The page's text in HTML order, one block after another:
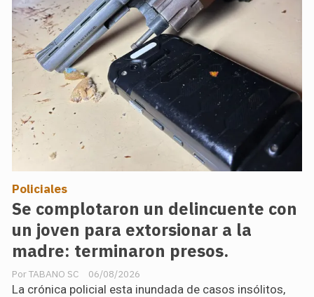
Se complotaron un delincuente con
un joven para extorsionar a la
madre: terminaron presos.
TABANO SC
Policiales
06/08/2026
La crónica policial esta inundada de casos insólitos,